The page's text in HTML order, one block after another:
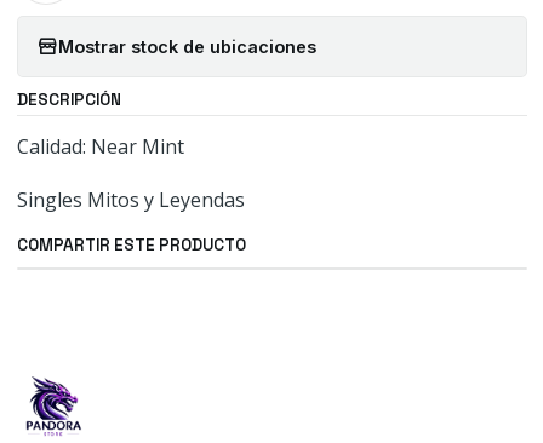
Mostrar stock de ubicaciones
DESCRIPCIÓN
Calidad: Near Mint
Singles Mitos y Leyendas
COMPARTIR ESTE PRODUCTO